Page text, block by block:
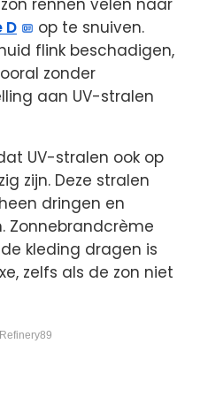
rennen velen naar
D
op te snuiven.
flink beschadigen,
zonder
aan UV-stralen
UV-stralen ook op
zijn. Deze stralen
dringen en
Zonnebrandcrème
kleding dragen is
zelfs als de zon niet